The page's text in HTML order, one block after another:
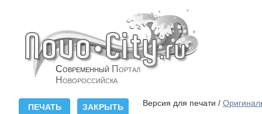
Современный Портал
Новороссийска
Версия для печати /